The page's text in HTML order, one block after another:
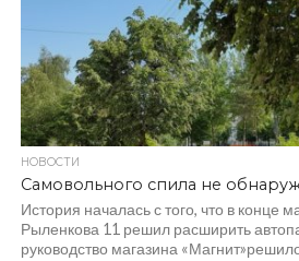
НОВОСТИ
Самовольного спила не
История началась с того, что в конце
Рыленкова 11 решил расширить
руководство магазина